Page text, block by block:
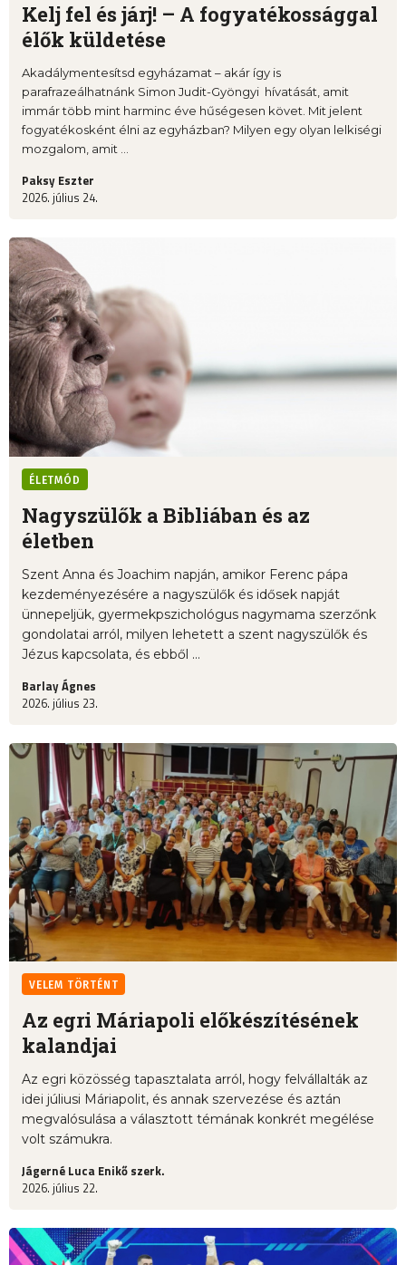
Kelj fel és járj! – A fogyatékossággal
élők küldetése
Akadálymentesítsd egyházamat – akár így is
parafrazeálhatnánk Simon Judit-Gyöngyi hívatását, amit
immár több mint harminc éve hűségesen követ. Mit jelent
fogyatékosként élni az egyházban? Milyen egy olyan lelkiségi
mozgalom, amit ...
Paksy Eszter
2026. július 24.
ÉLETMÓD
Nagyszülők a Bibliában és az
életben
Szent Anna és Joachim napján, amikor Ferenc pápa
kezdeményezésére a nagyszülők és idősek napját
ünnepeljük, gyermekpszichológus nagymama szerzőnk
gondolatai arról, milyen lehetett a szent nagyszülők és
Jézus kapcsolata, és ebből ...
Barlay Ágnes
2026. július 23.
VELEM TÖRTÉNT
Az egri Máriapoli előkészítésének
kalandjai
Az egri közösség tapasztalata arról, hogy felvállalták az
idei júliusi Máriapolit, és annak szervezése és aztán
megvalósulása a választott témának konkrét megélése
volt számukra.
Jágerné Luca Enikő szerk.
2026. július 22.